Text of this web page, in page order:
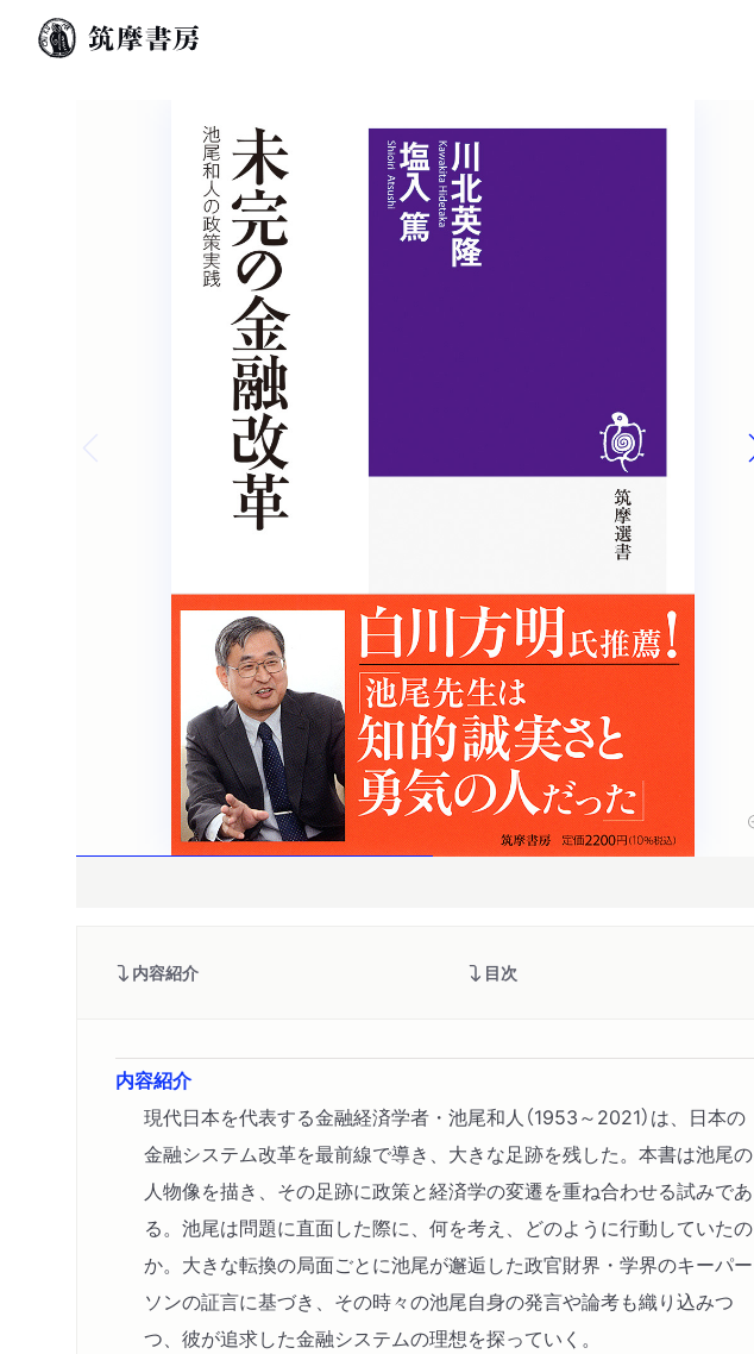
内容紹介 目次
内容紹介
現代日本を代表する金融経済学者・池尾和人（1953～2021）は、日本の
金融システム改革を最前線で導き、大きな足跡を残した。本書は池尾の
人物像を描き、その足跡に政策と経済学の変遷を重ね合わせる試みであ
る。池尾は問題に直面した際に、何を考え、どのように行動していたの
か。大きな転換の局面ごとに池尾が邂逅した政官財界・学界のキーパー
ソンの証言に基づき、その時々の池尾自身の発言や論考も織り込みつ
つ、彼が追求した金融システムの理想を探っていく。